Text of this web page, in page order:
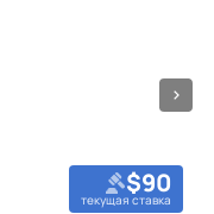
$90
текущая ставка